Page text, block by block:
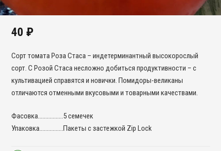
40 ₽
Сорт томата Роза Стаса – индетерминантный высокорослый
сорт. С Розой Стаса несложно добиться продуктивности – с
культивацией справятся и новички. Помидоры-великаны
отличаются отменными вкусовыми и товарными качествами.
Фасовка……………..5 семечек
Упаковка…………….Пакеты с застежкой Zip Lock